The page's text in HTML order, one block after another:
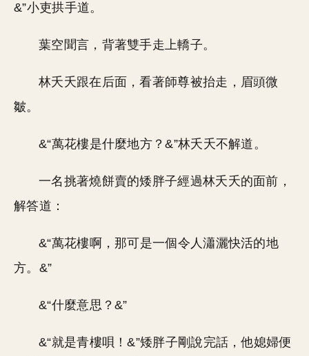
&”小吏拱手道。
葉空聞言，背著雙手走上轎子。
林夭夭跟在后面，看著師尊被抬走，眉頭微
皺。
&“萬花樓是什麼地方？&”林夭夭不解道。
一名挑著燒餅賣的矮胖子經過林夭夭的面前，
解答道：
&“萬花樓啊，那可是一個令人瀟灑快活的地
方。&”
&“什麼意思？&”
&“就是青樓唄！&”矮胖子剛說完話，他媳婦便